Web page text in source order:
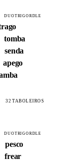
DUOTRIGORDLE
tomba
senda
apego
32 TABOLEIROS
DUOTRIGORDLE
pesco
frear